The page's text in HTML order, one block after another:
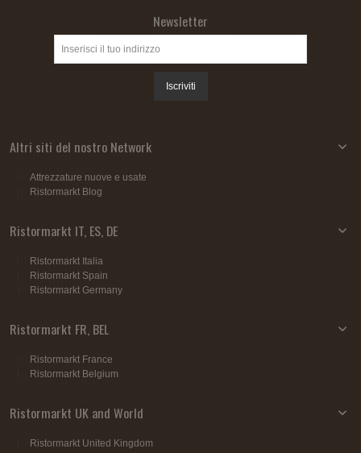
Newsletter
Iscriviti
Altri siti del nostro Network
Attrezzature nuove e usate
Ristormarkt Blog
Ristormarkt IT, ES, DE
Ristormarkt Italia
Ristormarkt Spain
Ristormarkt Germany
Ristormarkt FR, BEL
Ristormarkt France
Ristormarkt Belgium
Ristormarkt UK and World
Ristormarkt United Kingdom